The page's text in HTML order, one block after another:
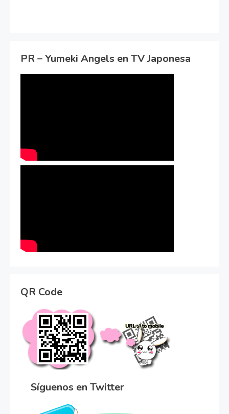
PR – Yumeki Angels en TV Japonesa
QR Code
Síguenos en Twitter